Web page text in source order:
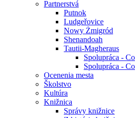
Partnerstvá
Putnok
Ludgeřovice
Nowy Żmigród
Shenandoah
Tautii-Magheraus
Spolupráca -
Spolupráca -
Ocenenia mesta
Školstvo
Kultúra
Knižnica
Správy knižnice